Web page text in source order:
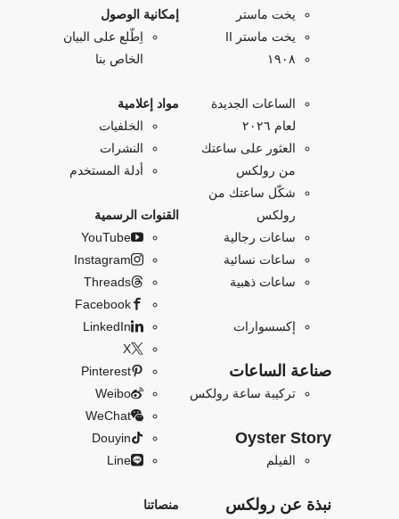
يخت ماستر
يخت ماستر II
۱۹۰۸
الساعات الجديدة
لعام ٢٠٢٦
العثور على ساعتك
من رولكس
شكّل ساعتك من
رولكس
ساعات رجالية
ساعات نسائية
ساعات ذهبية
إكسسوارات
صناعة الساعات
تركيبة ساعة رولكس
Oyster Story
الفيلم
نبذة عن رولكس
إمكانية الوصول
اِطّلع على البيان
الخاص بنا
مواد إعلامية
الخلفيات
النشرات
أدلة المستخدم
القنوات الرسمية
YouTube
Instagram
Threads
Facebook
LinkedIn
X
Pinterest
Weibo
WeChat
Douyin
Line
منصاتنا